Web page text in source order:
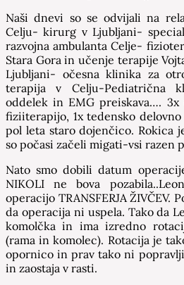
Naši dnevi so se odvijali na
Celju- kirurg v Ljubljani-
razvojna ambulanta Celje-
Stara Gora in učenje terapije
Ljubljani- očesna klinika za
terapija v Celju-Pediatrična
oddelek in EMG preiskava…. 3x
fiziiterapijo, 1x tedensko
pol leta staro dojenčico. Rokica
so počasi začeli migati-vsi razen
Nato smo dobili datum
NIKOLI ne bova
operacijo TRANSFERJA ŽIVČEV.
da operacija ni uspela. Tako da
komolčka in ima izredno
(rama in komolec). Rotacija je
opornico in prav tako ni
in zaostaja v rasti.